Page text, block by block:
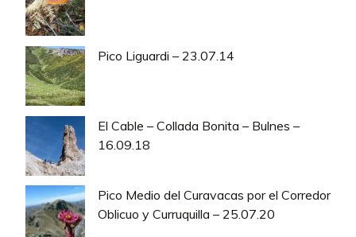
Pico Liguardi – 23.07.14
El Cable – Collada Bonita – Bulnes –
16.09.18
Pico Medio del Curavacas por el Corredor
Oblicuo y Curruquilla – 25.07.20